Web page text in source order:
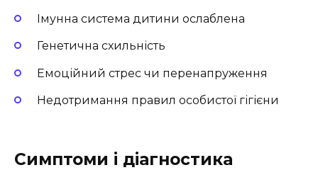
Імунна система дитини ослаблена
Генетична схильність
Емоційний стрес чи перенапруження
Недотримання правил особистої гігієни
Симптоми і діагностика